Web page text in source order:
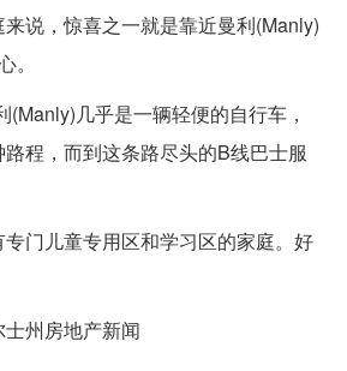
说，惊喜之一就是靠近曼利(Manly)
。
(Manly)几乎是一辆轻便的自行车，
程，而到这条路尽头的B线巴士服
门儿童专用区和学习区的家庭。好
州房地产新闻